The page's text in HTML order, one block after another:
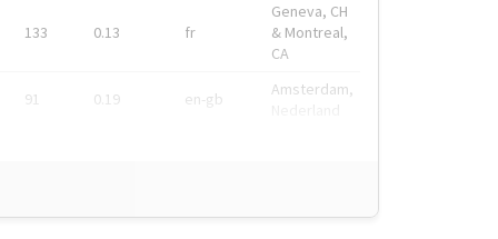
133 0.13 fr
Geneva, CH
& Montreal,
CA
91 0.19 en-gb
Amsterdam,